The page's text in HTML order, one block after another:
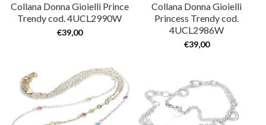
Collana Donna Gioielli Prince
Trendy cod. 4UCL2990W
€39,00
Collana Donna Gioielli
Princess Trendy cod.
4UCL2986W
€39,00